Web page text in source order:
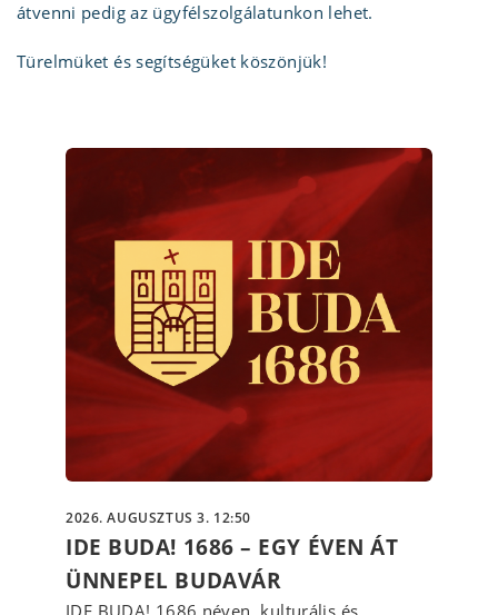
átvenni pedig az ügyfélszolgálatunkon lehet.
Türelmüket és segítségüket köszönjük!
2026. AUGUSZTUS 3. 12:50
IDE BUDA! 1686 – EGY ÉVEN ÁT
ÜNNEPEL BUDAVÁR